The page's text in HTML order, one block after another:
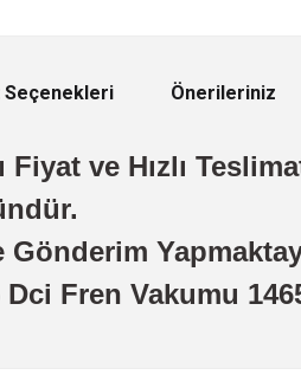
Seçenekleri Önerileriniz
ve Hızlı
Fren Vakumu